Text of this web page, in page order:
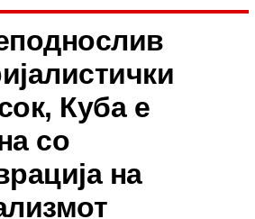
Куба е
со
на